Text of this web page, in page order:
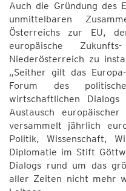
Auch die Gründung des
unmittelbaren
Österreichs zur EU,
europäische
Niederösterreich zu
„Seither gilt das
Forum des
wirtschaftlichen
Austausch
versammelt jährlich
Politik, Wissenschaft,
Diplomatie im Stift
Dialogs rund um das
aller Zeiten nicht mehr